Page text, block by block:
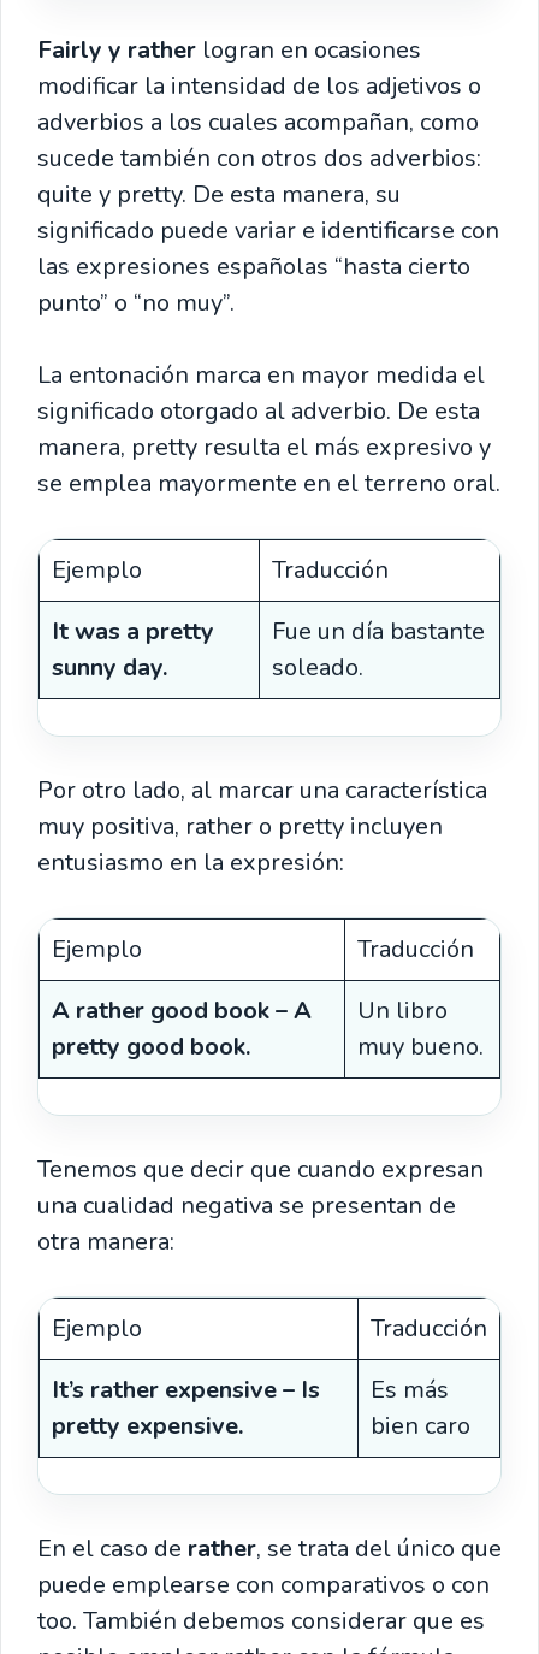
Fairly y rather logran en ocasiones
modificar la intensidad de los adjetivos o
adverbios a los cuales acompañan, como
sucede también con otros dos adverbios:
quite y pretty. De esta manera, su
significado puede variar e identificarse con
las expresiones españolas “hasta cierto
punto” o “no muy”.
La entonación marca en mayor medida el
significado otorgado al adverbio. De esta
manera, pretty resulta el más expresivo y
se emplea mayormente en el terreno oral.
Ejemplo
Traducción
It was a pretty
sunny day.
Fue un día bastante
soleado.
Por otro lado, al marcar una característica
muy positiva, rather o pretty incluyen
entusiasmo en la expresión:
Ejemplo
Traducción
A rather good book – A
pretty good book.
Un libro
muy bueno.
Tenemos que decir que cuando expresan
una cualidad negativa se presentan de
otra manera:
Ejemplo
Traducción
It’s rather expensive – Is
pretty expensive.
Es más
bien caro
En el caso de rather, se trata del único que
puede emplearse con comparativos o con
too. También debemos considerar que es